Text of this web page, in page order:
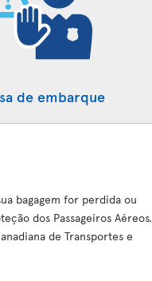
de embarque
bagagem for perdida ou
dos Passageiros Aéreos.
de Transportes e